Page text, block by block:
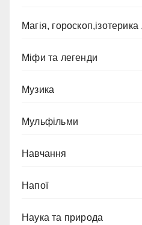
Магія,
Міфи та легенди
Музика
Мульфільми
Навчання
Напої
Наука та природа